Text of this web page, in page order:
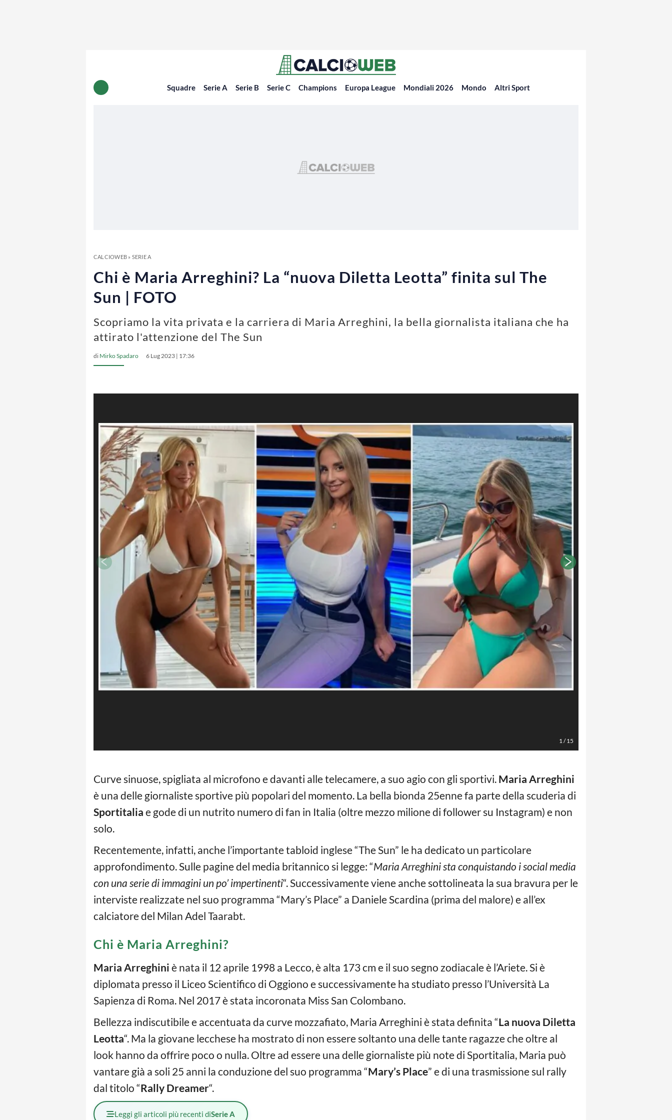
Squadre Serie A Serie B Serie C Champions Europa League Mondiali 2026 Mondo Altri Sport
CALCIOWEB» SERIE A
Chi è Maria Arreghini? La “nuova Diletta Leotta” finita sul The
Sun | FOTO
Scopriamo la vita privata e la carriera di Maria Arreghini, la bella giornalista italiana che ha
attirato l'attenzione del The Sun
di Mirko Spadaro 6 Lug 2023 | 17:36
1/15
Curve sinuose, spigliata al microfono e davanti alle telecamere, a suo agio con gli sportivi. Maria Arreghini
è una delle giornaliste sportive più popolari del momento. La bella bionda 25enne fa parte della scuderia di
Sportitalia e gode di un nutrito numero di fan in Italia (oltre mezzo milione di follower su Instagram) e non
solo.
Recentemente, infatti, anche l’importante tabloid inglese “The Sun” le ha dedicato un particolare
approfondimento. Sulle pagine del media britannico si legge: “Maria Arreghini sta conquistando i social media
con una serie di immagini un po’ impertinenti“. Successivamente viene anche sottolineata la sua bravura per le
interviste realizzate nel suo programma “Mary’s Place” a Daniele Scardina (prima del malore) e all’ex
calciatore del Milan Adel Taarabt.
Chi è Maria Arreghini?
Maria Arreghini è nata il 12 aprile 1998 a Lecco, è alta 173 cm e il suo segno zodiacale è l’Ariete. Si è
diplomata presso il Liceo Scientifico di Oggiono e successivamente ha studiato presso l’Università La
Sapienza di Roma. Nel 2017 è stata incoronata Miss San Colombano.
Bellezza indiscutibile e accentuata da curve mozzafiato, Maria Arreghini è stata definita “La nuova Diletta
Leotta“. Ma la giovane lecchese ha mostrato di non essere soltanto una delle tante ragazze che oltre al
look hanno da offrire poco o nulla. Oltre ad essere una delle giornaliste più note di Sportitalia, Maria può
vantare già a soli 25 anni la conduzione del suo programma “Mary’s Place” e di una trasmissione sul rally
dal titolo “Rally Dreamer“.
Leggi gli articoli più recenti diSerie A